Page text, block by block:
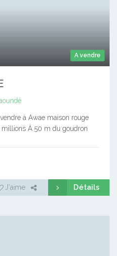
A vendre
à Awae maison rouge
millions À 50 m du goudron
J'aime Détails